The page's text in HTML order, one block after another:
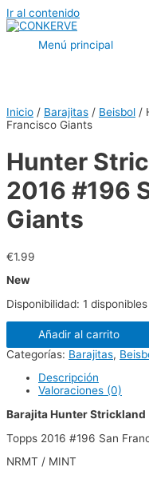
Ir al contenido
Menú principal
Inicio / Barajitas / Beisbol /
Francisco Giants
Hunter
2016 #196
Giants
€1.99
New
Disponibilidad: 1 disponibles
Añadir al carrito
Categorías: Barajitas,
Descripción
Valoraciones (0)
Barajita Hunter Strickland
Topps 2016 #196 San
NRMT / MINT